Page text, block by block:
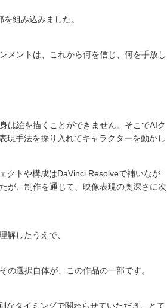
組み込みました。
メントは、これから何を信じ、何を手放し
は絵を描くことができません。そこでAIク
現手法を採り入れてキャラクターを動かし
クトや構成はDaVinci Resolveで補いなが
が、制作を通じて、映像表現の奥深さに次
解したうえで、
の選択自体が、この作品の一部です。
なタイミングで関わらせていただき、とて